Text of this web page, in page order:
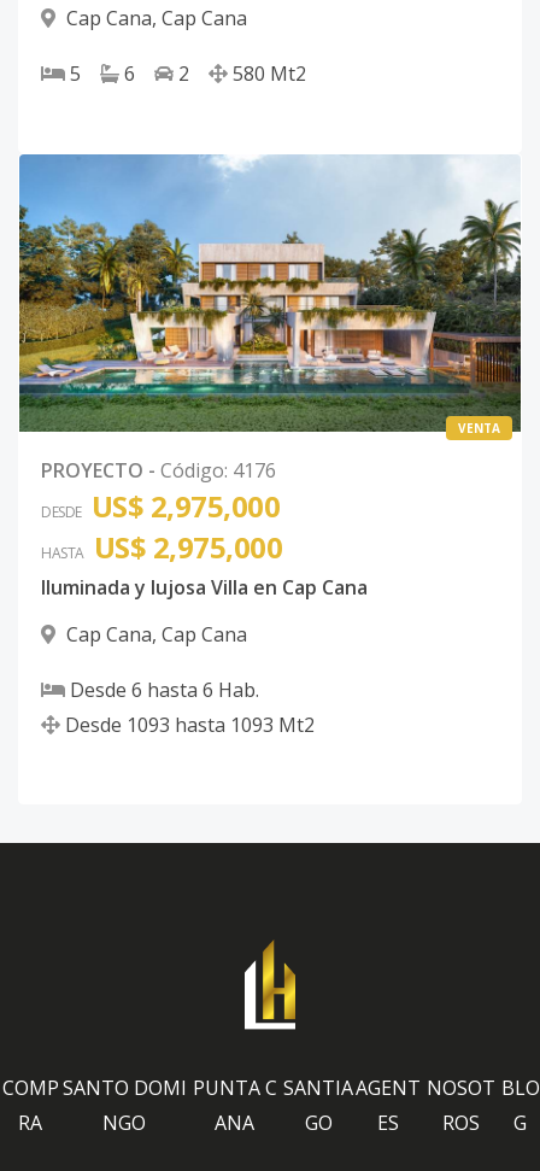
Cap Cana, Cap Cana
5 6 2 580 Mt2
VENTA
PROYECTO - Código: 4176
DESDE US$ 2,975,000
HASTA US$ 2,975,000
Iluminada y lujosa Villa en Cap Cana
Cap Cana, Cap Cana
Desde 6 hasta 6 Hab.
Desde 1093 hasta 1093 Mt2
COMP
RA
SANTO DOMI
NGO
PUNTA C
ANA
SANTIA
GO
AGENT
ES
NOSOT
ROS
BLO
G